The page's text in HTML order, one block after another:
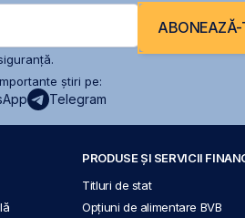
ABONEAZĂ-
știri pe:
Telegram
PRODUSE ȘI SERVICII
Titluri de stat
Opțiuni de alimentare BVB